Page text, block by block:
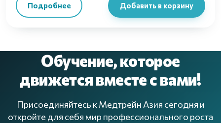
Подробнее Добавить в корзину
Обучение, которое
движется вместе с вами!
Присоединяйтесь к Медтрейн Азия сегодня и
откройте для себя мир профессионального роста